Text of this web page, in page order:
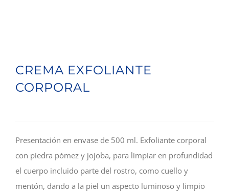
CREMA EXFOLIANTE
CORPORAL
Presentación en envase de 500 ml. Exfoliante corporal
con piedra pómez y jojoba, para limpiar en profundidad
el cuerpo incluido parte del rostro, como cuello y
mentón, dando a la piel un aspecto luminoso y limpio